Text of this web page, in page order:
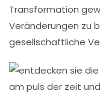
Transformation
Veränderungen zu
gesellschaftliche